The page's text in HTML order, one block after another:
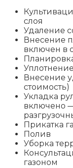
слоя
Удаление
Внесение
включен в
Внесение
стоимость)
Укладка
включено
Прикатка
Полив
Уборка
газоном